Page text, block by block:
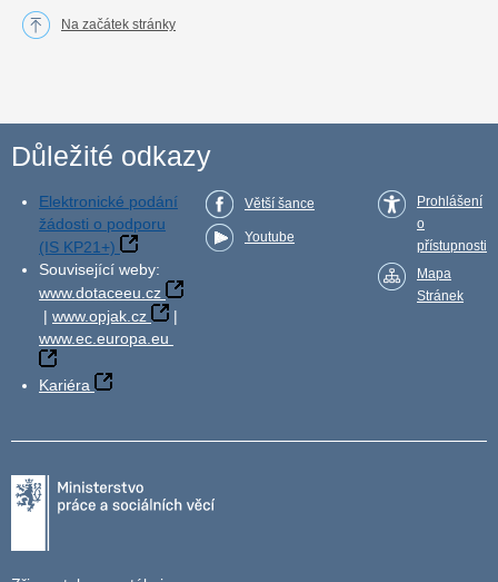
Na začátek stránky
Důležité odkazy
Elektronické podání
žádosti o podporu
(IS KP21+)
Související weby:
www.dotaceeu.cz
| www.opjak.cz
|
www.ec.europa.eu
Kariéra
Větší šance
Youtube
Prohlášení
o
přístupnosti
Mapa
Stránek